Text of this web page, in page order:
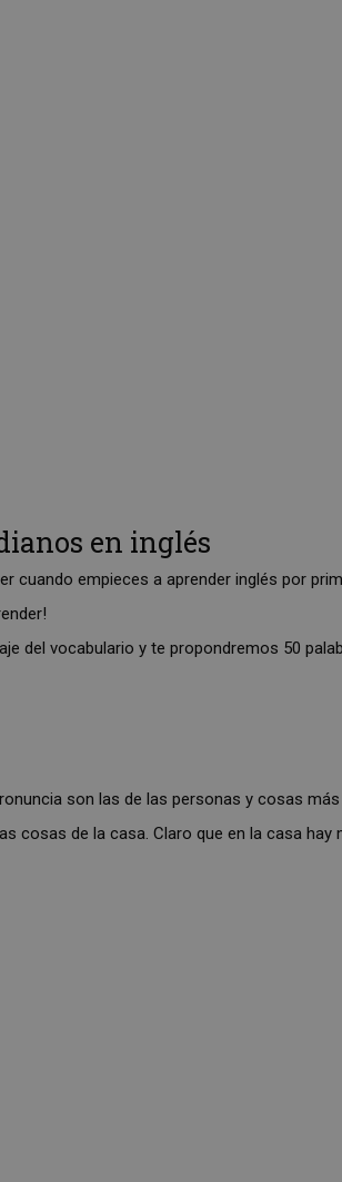
en inglés
empieces a aprender inglés por
del vocabulario y te propondremos 50
son las de las personas y cosas
cosas de la casa. Claro que en la casa